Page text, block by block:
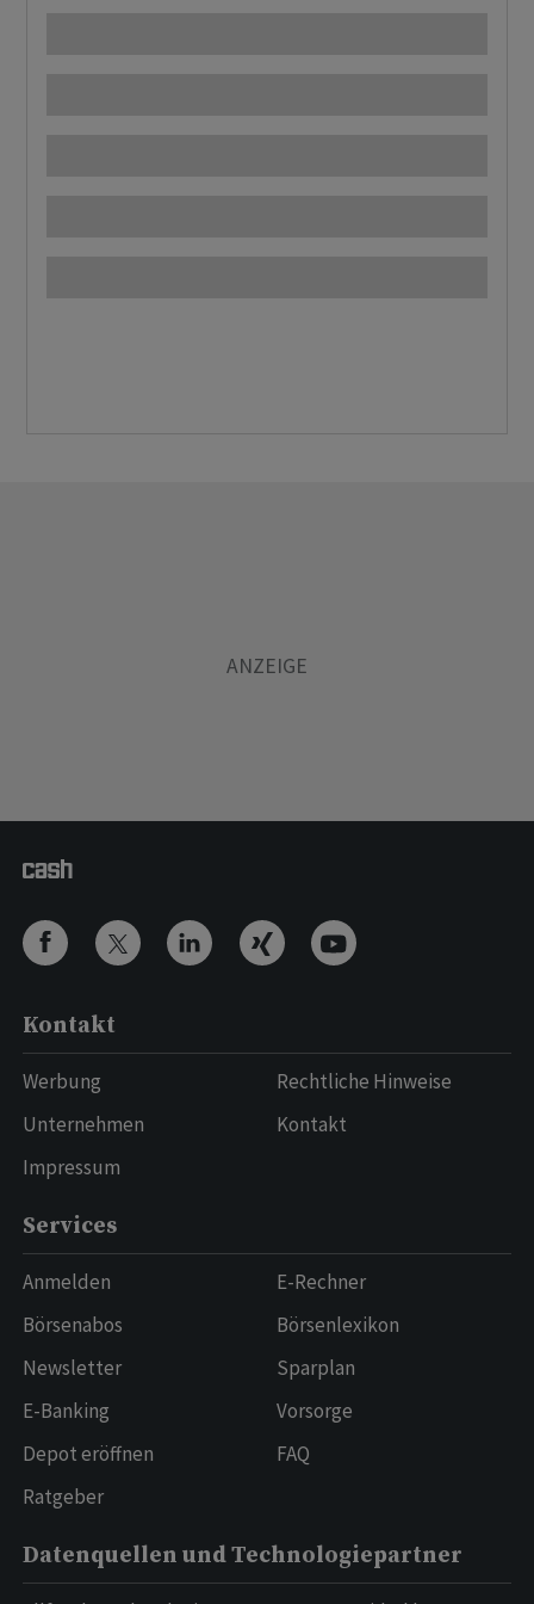
Kontakt
Werbung
Unternehmen
Impressum
Rechtliche Hinweise
Kontakt
Services
Anmelden
Börsenabos
Newsletter
E-Banking
Depot eröffnen
Ratgeber
E-Rechner
Börsenlexikon
Sparplan
Vorsorge
FAQ
Datenquellen und Technologiepartner